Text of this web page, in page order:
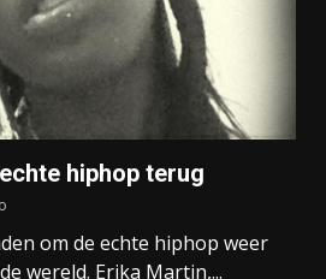
hiphop terug
om de echte hiphop weer
wereld. Erika Martin,...